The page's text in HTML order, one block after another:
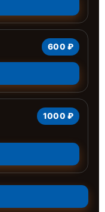
600 ₽
1000 ₽